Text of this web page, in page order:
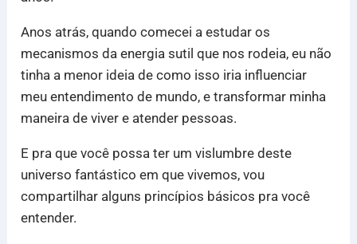
Anos atrás, quando comecei a estudar os
mecanismos da energia sutil que nos rodeia, eu não
tinha a menor ideia de como isso iria influenciar
meu entendimento de mundo, e transformar minha
maneira de viver e atender pessoas.
E pra que você possa ter um vislumbre deste
universo fantástico em que vivemos, vou
compartilhar alguns princípios básicos pra você
entender.